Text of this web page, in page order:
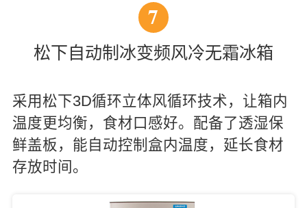
7
松下自动制冰变频风冷无霜冰箱
采用松下3D循环立体风循环技术，让箱内
温度更均衡，食材口感好。配备了透湿保
鲜盖板，能自动控制盒内温度，延长食材
存放时间。